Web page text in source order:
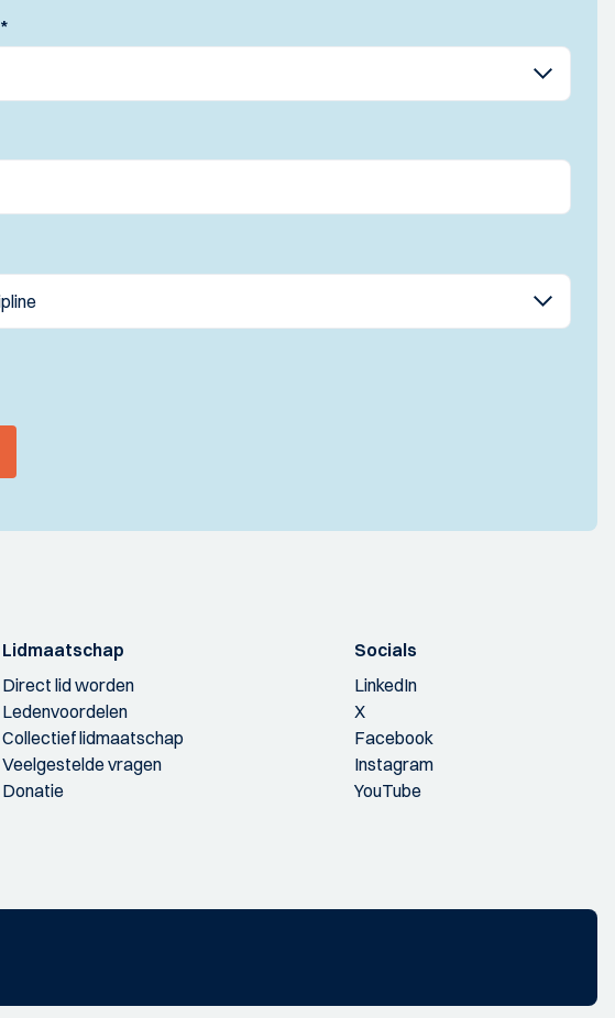
*
Lidmaatschap
Direct lid worden
Ledenvoordelen
Collectief lidmaatschap
Veelgestelde vragen
Donatie
Socials
LinkedIn
X
Facebook
Instagram
YouTube